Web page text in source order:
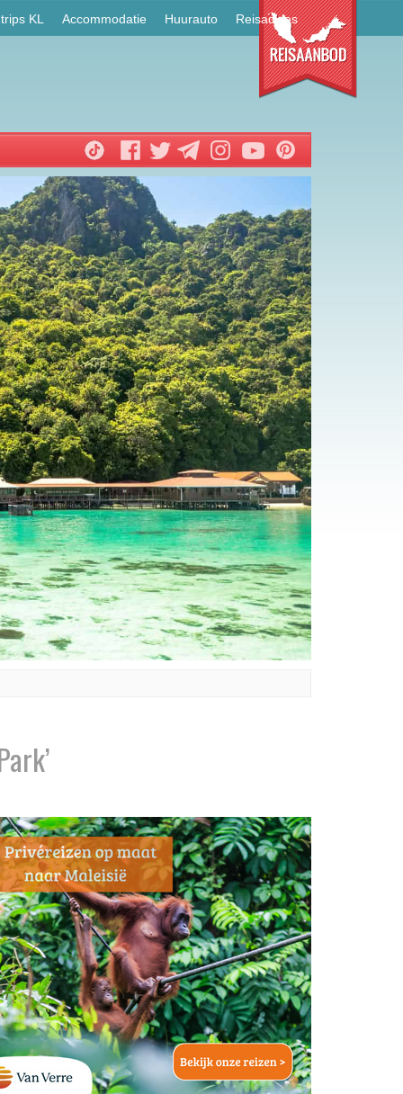
KL Accommodatie Huurauto Reisadvies